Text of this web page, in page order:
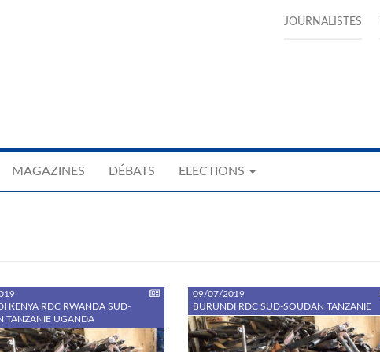
JOURNALISTES
MAGAZINES DÉBATS ELECTIONS
KENYA RDC RWANDA SUD-
TANZANIE UGANDA
09/07/2019
BURUNDI RDC SUD-SOUDAN TANZANIE